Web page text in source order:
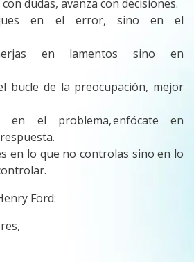
dudas, avanza con decisiones.
en el error, sino en el
en lamentos sino en
bucle de la preocupación, mejor
en el problema, enfócate en
en lo que no controlas sino en lo
Ford: